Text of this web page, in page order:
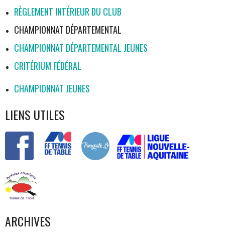
RÈGLEMENT INTÉRIEUR DU CLUB
CHAMPIONNAT DÉPARTEMENTAL
CHAMPIONNAT DÉPARTEMENTAL JEUNES
CRITÉRIUM FÉDÉRAL
CHAMPIONNAT JEUNES
LIENS UTILES
ARCHIVES